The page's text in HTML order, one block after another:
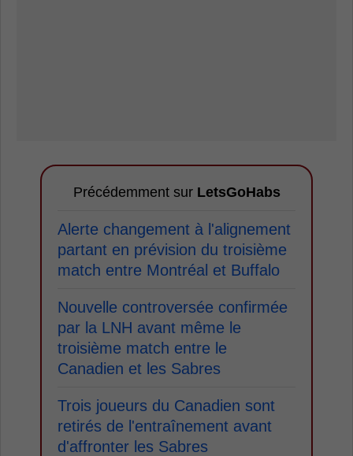
Précédemment sur LetsGoHabs
Alerte changement à l'alignement
partant en prévision du troisième
match entre Montréal et Buffalo
Nouvelle controversée confirmée
par la LNH avant même le
troisième match entre le
Canadien et les Sabres
Trois joueurs du Canadien sont
retirés de l'entraînement avant
d'affronter les Sabres